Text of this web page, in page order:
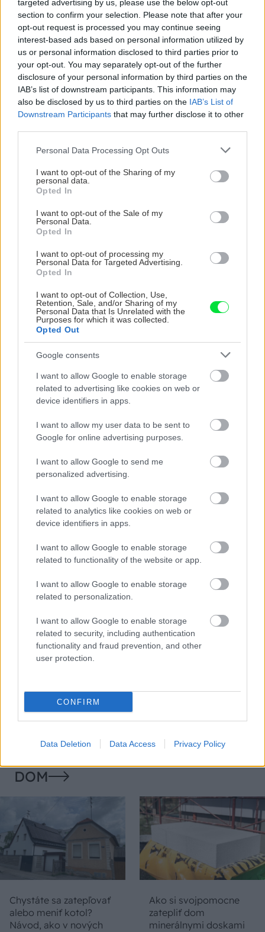
targeted advertising by us, please use the below opt-out
section to confirm your selection. Please note that after your
opt-out request is processed you may continue seeing
interest-based ads based on personal information utilized by
us or personal information disclosed to third parties prior to
your opt-out. You may separately opt-out of the further
disclosure of your personal information by third parties on the
IAB’s list of downstream participants. This information may
also be disclosed by us to third parties on the IAB’s List of
Downstream Participants that may further disclose it to other
Please note that this website/app uses one or more Google
not limited to your visit or usage behaviour. You may click to
grant or deny consent to Google and its third-party tags to
use your data for below specified purposes in below Google
consent section.
Personal Data Processing Opt Outs
I want to opt-out of the Sharing of my
personal data.
Opted In
I want to opt-out of the Sale of my
Personal Data.
Opted In
I want to opt-out of processing my
Personal Data for Targeted Advertising.
Opted In
I want to opt-out of Collection, Use,
Retention, Sale, and/or Sharing of my
Personal Data that Is Unrelated with the
Purposes for which it was collected.
Opted Out
Google consents
I want to allow Google to enable storage
related to advertising like cookies on web or
device identifiers in apps.
I want to allow my user data to be sent to
Google for online advertising purposes.
I want to allow Google to send me
personalized advertising.
I want to allow Google to enable storage
related to analytics like cookies on web or
device identifiers in apps.
I want to allow Google to enable storage
related to functionality of the website or app.
I want to allow Google to enable storage
related to personalization.
I want to allow Google to enable storage
related to security, including authentication
functionality and fraud prevention, and other
user protection.
CONFIRM
Data Deletion Data Access Privacy Policy
Trvalky, ktoré znesú
sucho a teplo? Tieto
vysaďte na miesta, na
ktoré slnko svieti celý
Nemusí to byť len
levanduľa! 7 fialových
krások, ktoré rozžiaria
vašu záhradu
Môže aspirín zachrániť
rastliny? Pravda vás
možno prekvapí
podporiť k druhej vlne
kvitnutia?
CHALUPA
starú chalupu na
nepoznanie: Keď
vojdete dnu, zabudnete,
dokáže aj podpísať.
Slovák sa nebál a v
duchu tradícií
10 najčastejších
skrytých chýb, ktoré
vás môžu nepríjemne
vôňa dreva: Takáto
DOM
Chystáte sa zatepľovať
alebo meniť kotol?
Návod, ako v nových
Ako si svojpomocne
zatepliť dom
minerálnymi doskami